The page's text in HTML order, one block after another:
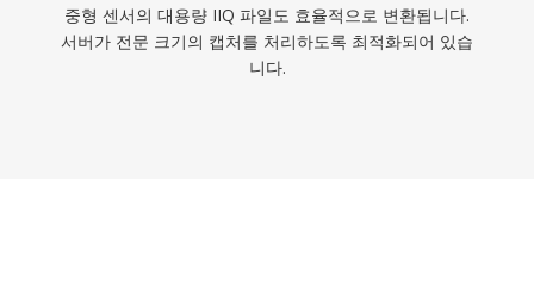
중형 센서의 대용량 IIQ 파일도 효율적으로 변환됩니다.
서버가 전문 크기의 캡처를 처리하도록 최적화되어 있습
니다.